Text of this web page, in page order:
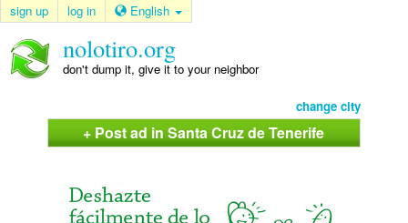
sign up log in English
nolotiro.org
don't dump it, give it to your neighbor
change city
+ Post ad in Santa Cruz de Tenerife